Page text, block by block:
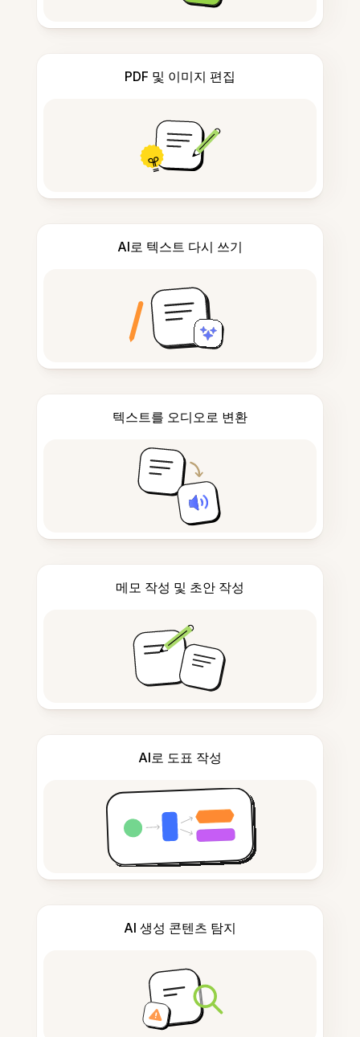
PDF 및 이미지 편집
AI로 텍스트 다시 쓰기
텍스트를 오디오로 변환
메모 작성 및 초안 작성
AI로 도표 작성
AI 생성 콘텐츠 탐지